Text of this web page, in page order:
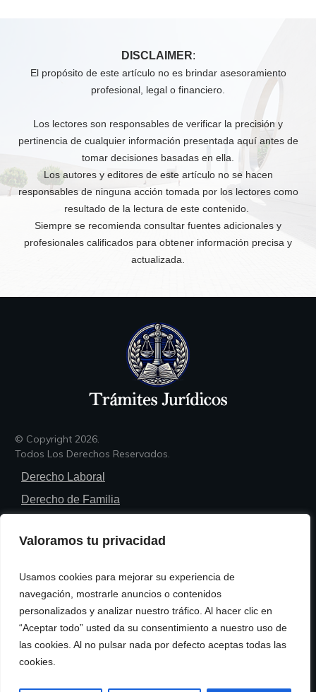
Valoramos tu privacidad
Usamos cookies para mejorar su experiencia de
navegación, mostrarle anuncios o contenidos
personalizados y analizar nuestro tráfico. Al hacer clic en
“Aceptar todo” usted da su consentimiento a nuestro uso de
las cookies. Al no pulsar nada por defecto aceptas todas las
cookies.
DISCLAIMER:
El propósito de este artículo no es brindar asesoramiento
profesional, legal o financiero.
Los lectores son responsables de verificar la precisión y
pertinencia de cualquier información presentada aquí antes de
tomar decisiones basadas en ella.
Los autores y editores de este artículo no se hacen
responsables de ninguna acción tomada por los lectores como
resultado de la lectura de este contenido.
Siempre se recomienda consultar fuentes adicionales y
profesionales calificados para obtener información precisa y
actualizada.
© Copyright 2026.
Todos Los Derechos Reservados.
Derecho Laboral
Derecho de Familia
Derecho Civil
Trámites Legales
Política de Privacidad
Política de Cookies
Términos y Condiciones de Uso